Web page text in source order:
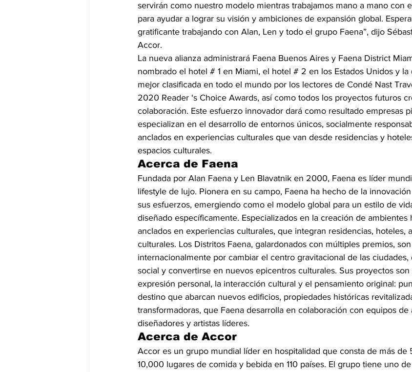
servirán como nuestro modelo mientras trabajamos mano a mano con
para ayudar a lograr su visión y ambiciones de expansión global.
gratificante trabajando con Alan, Len y todo el grupo Faena”, dijo
Accor.
La nueva alianza administrará Faena Buenos Aires y Faena District
nombrado el hotel # 1 en Miami, el hotel # 2 en los Estados Unidos y
mejor clasificada en todo el mundo por los lectores de Condé Nast
2020 Reader ‘s Choice Awards, así como todos los proyectos futuros
colaboración. Este esfuerzo innovador dará como resultado empresas
especializan en el desarrollo de entornos únicos, socialmente
anclados en experiencias culturales que van desde residencias y
espacios culturales.
Acerca de Faena
Fundada por Alan Faena y Len Blavatnik en 2000, Faena es líder
lifestyle de lujo. Pionera en su campo, Faena ha hecho de la
sus esfuerzos, emergiendo como el modelo global para un estilo de
diseñado específicamente. Especializados en la creación de ambientes
anclados en experiencias culturales, que integran residencias, hoteles,
culturales. Los Distritos Faena, galardonados con múltiples premios,
internacionalmente por cambiar el centro gravitacional de las
social y convertirse en nuevos epicentros culturales. Sus proyectos son
expresión personal, la interacción cultural y el pensamiento original:
destino que abarcan nuevos edificios, propiedades históricas
transformadoras, que Faena desarrolla en colaboración con equipos de
diseñadores y artistas líderes.
Acerca de Accor
Accor es un grupo mundial líder en hospitalidad que consta de más de
10,000 lugares de comida y bebida en 110 países. El grupo tiene uno